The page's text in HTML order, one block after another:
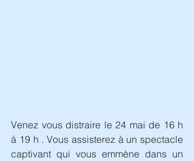
Venez vous distraire le 24 mai de 16 h
à 19 h . Vous assisterez à un spectacle
captivant qui vous emmène dans un